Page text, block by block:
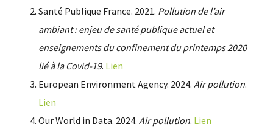
Santé Publique France. 2021. Pollution de l’air
ambiant : enjeu de santé publique actuel et
enseignements du confinement du printemps 2020
lié à la Covid-19. Lien
European Environment Agency. 2024. Air pollution.
Lien
Our World in Data. 2024. Air pollution. Lien